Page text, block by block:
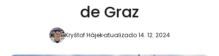
de Graz
Kryštof Hájekatualizado 14. 12. 2024